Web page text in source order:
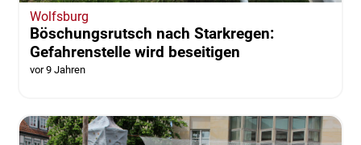
Wolfsburg
Böschungsrutsch nach Starkregen:
Gefahrenstelle wird beseitigen
vor 9 Jahren